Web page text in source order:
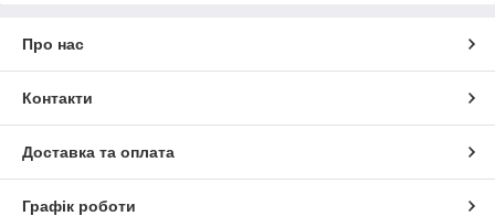
Про нас
Контакти
Доставка та оплата
Графік роботи